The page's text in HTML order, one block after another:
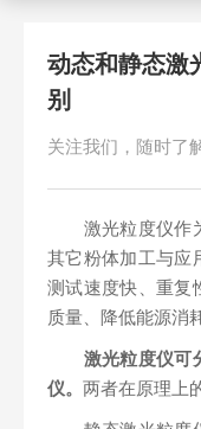
动态和静态激
别
关注我们，随时了
激光粒度仪作为
其它粉体加工与应
测试速度快、重复
质量、降低能源消
激光粒度仪可
仪。 两者在原理上